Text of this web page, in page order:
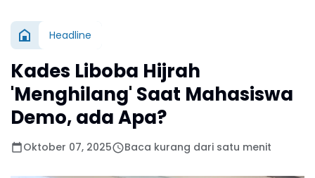
Headline
Kades Liboba Hijrah
'Menghilang' Saat Mahasiswa
Demo, ada Apa?
Oktober 07, 2025 Baca kurang dari satu menit